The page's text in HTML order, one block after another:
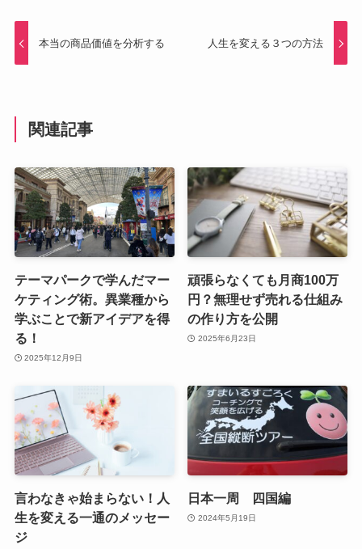
本当の商品価値を分析する 人生を変える３つの方法
関連記事
テーマパークで学んだマー
ケティング術。異業種から
学ぶことで新アイデアを得
る！
2025年12月9日
頑張らなくても月商100万
円？無理せず売れる仕組み
の作り方を公開
2025年6月23日
言わなきゃ始まらない！人
生を変える一通のメッセー
ジ
日本一周 四国編
2024年5月19日